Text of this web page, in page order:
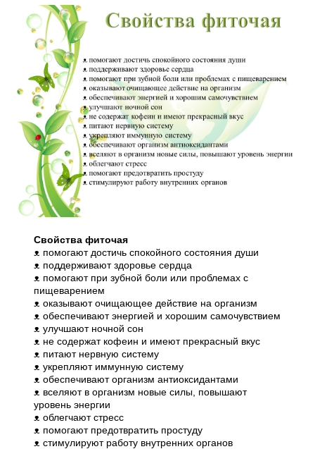
Свойства фиточая
ᴥ помогают достичь спокойного состояния души
ᴥ поддерживают здоровье сердца
ᴥ помогают при зубной боли или проблемах с
пищеварением
ᴥ оказывают очищающее действие на организм
ᴥ обеспечивают энергией и хорошим самочувствием
ᴥ улучшают ночной сон
ᴥ не содержат кофеин и имеют прекрасный вкус
ᴥ питают нервную систему
ᴥ укрепляют иммунную систему
ᴥ обеспечивают организм антиоксидантами
ᴥ вселяют в организм новые силы, повышают
уровень энергии
ᴥ облегчают стресс
ᴥ помогают предотвратить простуду
ᴥ стимулируют работу внутренних органов